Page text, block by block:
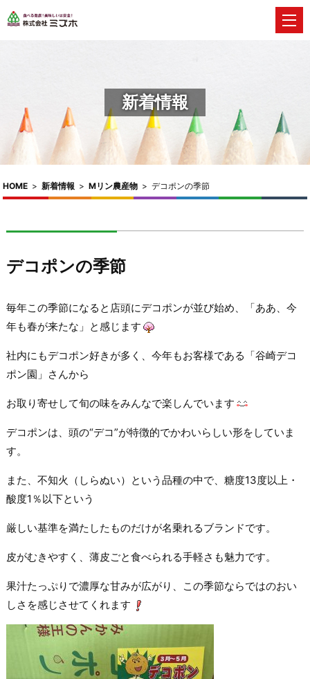
新着情報
HOME > 新着情報 > Mリン農産物 > デコポンの季節
デコポンの季節
毎年この季節になると店頭にデコポンが並び始め、「ああ、今
年も春が来たな」と感じます
社内にもデコポン好きが多く、今年もお客様である「谷崎デコ
ポン園」さんから
お取り寄せして旬の味をみんなで楽しんでいます
デコポンは、頭の“デコ”が特徴的でかわいらしい形をしていま
す。
また、不知火（しらぬい）という品種の中で、糖度13度以上・
酸度1％以下という
厳しい基準を満たしたものだけが名乗れるブランドです。
皮がむきやすく、薄皮ごと食べられる手軽さも魅力です。
果汁たっぷりで濃厚な甘みが広がり、この季節ならではのおい
しさを感じさせてくれます